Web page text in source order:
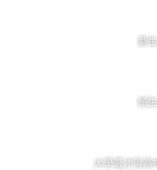
新
招
大學選才與高